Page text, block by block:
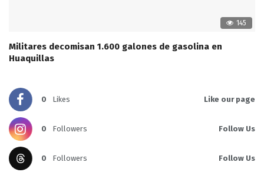
145
Militares decomisan 1.600 galones de gasolina en
Huaquillas
0 Likes Like our page
0 Followers Follow Us
0 Followers Follow Us